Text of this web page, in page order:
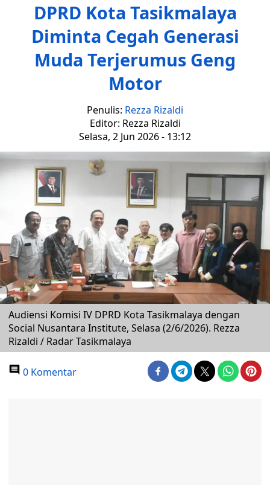
DPRD Kota Tasikmalaya
Diminta Cegah Generasi
Muda Terjerumus Geng
Motor
Penulis: Rezza Rizaldi
Editor: Rezza Rizaldi
Selasa, 2 Jun 2026 - 13:12
Audiensi Komisi IV DPRD Kota Tasikmalaya dengan
Social Nusantara Institute, Selasa (2/6/2026). Rezza
Rizaldi / Radar Tasikmalaya
0 Komentar